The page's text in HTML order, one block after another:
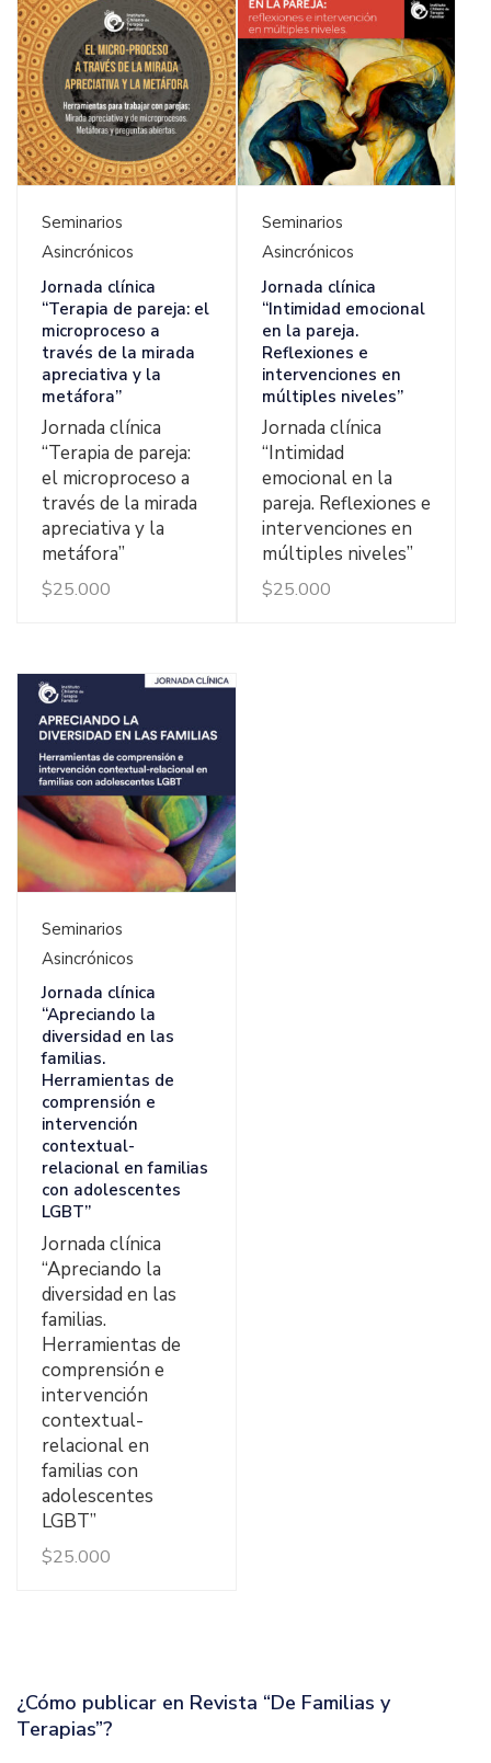
Ver Detalles
Seminarios
Asincrónicos
Jornada clínica
“Terapia de pareja: el
microproceso a
través de la mirada
apreciativa y la
metáfora”
Jornada clínica
“Terapia de pareja:
el microproceso a
través de la mirada
apreciativa y la
metáfora”
$25.000
Ver Detalles
Seminarios
Asincrónicos
Jornada clínica
“Intimidad emocional
en la pareja.
Reflexiones e
intervenciones en
múltiples niveles”
Jornada clínica
“Intimidad
emocional en la
pareja. Reflexiones e
intervenciones en
múltiples niveles”
$25.000
Ver Detalles
Seminarios
Asincrónicos
Jornada clínica
“Apreciando la
diversidad en las
familias.
Herramientas de
comprensión e
intervención
contextual-
relacional en familias
con adolescentes
LGBT”
Jornada clínica
“Apreciando la
diversidad en las
familias.
Herramientas de
comprensión e
intervención
contextual-
relacional en
familias con
adolescentes
LGBT”
$25.000
¿Cómo publicar en Revista “De Familias y
Terapias”?